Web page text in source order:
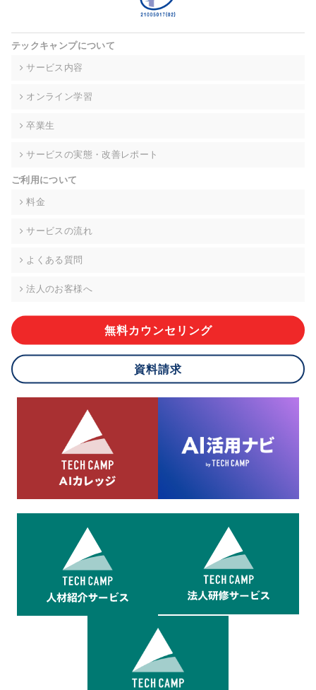
当社は事業運営上、前項利用目的の範囲に限って個人情報を外
高い委託先を選定し、個人情報の適正管理・機密保持について
個人情報の開示等(利用目的の通知、開示、内容の訂正・追加・
て、下記の当社問合わせ窓口に申し出ることができます。その
的な期間内に対応いたします。ただし、申請が本人確認が不可
により、ご希望に添えない場合があります。 なお、アクセスロ
グなどの個人情報以外の情報については、原則として開示等は
株式会社div 個人情報問合せ窓口
メールアドレス:privacy_policy@di-v.co.jp
ご本人様が当社に個人情報を提供されるかどうかは任意による
応ができない場合があります。
8.cookieにより取得・分析した情報とその利用について
当社は第三者が運営するデータ・マネジメント・プラットフォ
ームからcookieにより収集されたウェブの閲覧機歴及びその分
析結果を取得し、これをお客様の個人データと結びつけた上
で、広告配信等の目的で利用いたします。
テックキャンプについて
サービス内容
オンライン学習
卒業生
サービスの実態・改善レポート
ご利用について
料金
サービスの流れ
よくある質問
法人のお客様へ
無料カウンセリング
資料請求